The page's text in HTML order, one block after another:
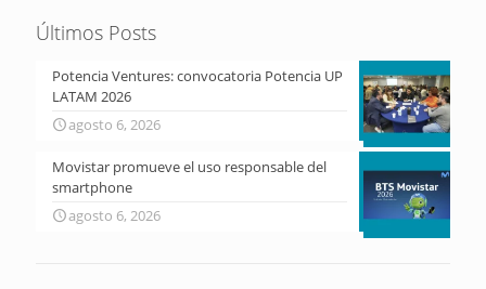
Últimos Posts
Potencia Ventures: convocatoria Potencia UP
LATAM 2026
agosto 6, 2026
Movistar promueve el uso responsable del
smartphone
agosto 6, 2026